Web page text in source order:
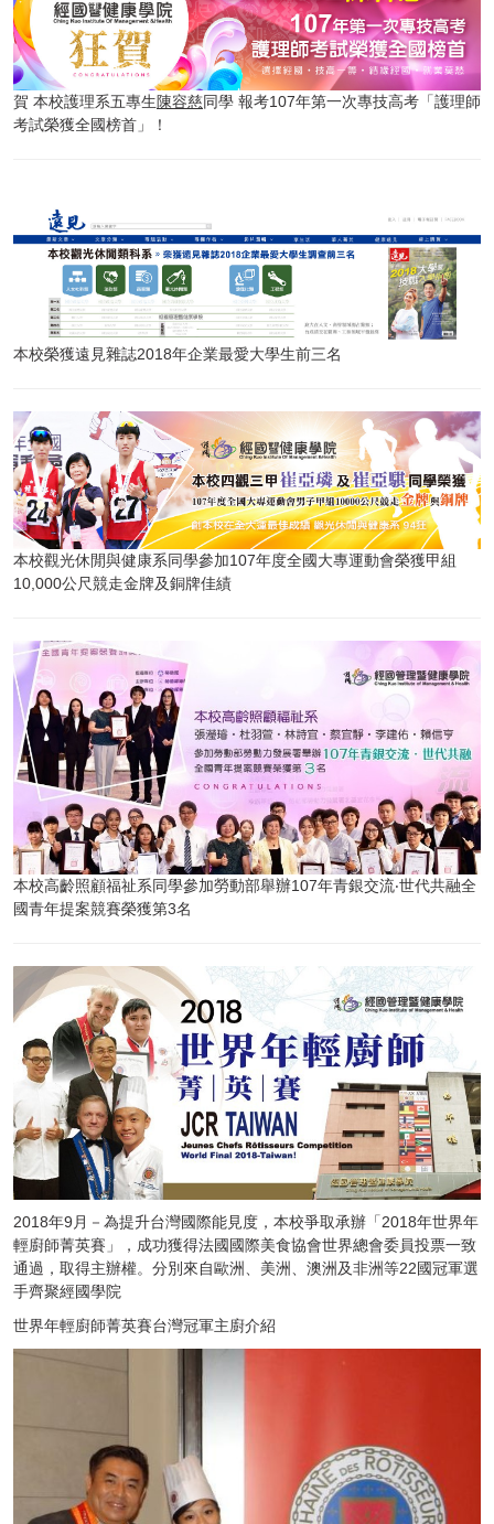
賀 本校護理系五專生陳容慈同學 報考107年第一次專技高考「護理師
考試榮獲全國榜首」！
本校榮獲遠見雜誌2018年企業最愛大學生前三名
本校觀光休閒與健康系同學參加107年度全國大專運動會榮獲甲組
10,000公尺競走金牌及銅牌佳績
本校高齡照顧福祉系同學參加勞動部舉辦107年青銀交流‧世代共融全
國青年提案競賽榮獲第3名
2018年9月－為提升台灣國際能見度，本校爭取承辦「2018年世界年
輕廚師菁英賽」，成功獲得法國國際美食協會世界總會委員投票一致
通過，取得主辦權。分別來自歐洲、美洲、澳洲及非洲等22國冠軍選
手齊聚經國學院
世界年輕廚師菁英賽台灣冠軍主廚介紹